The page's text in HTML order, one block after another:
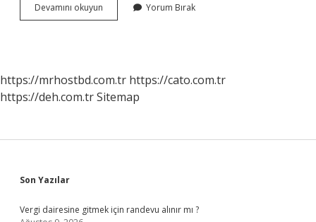
Devamını okuyun Bebeklerin
Ağzı
Yorum Bırak
https://mrhostbd.com.tr https://cato.com.tr
https://deh.com.trSitemap
Sidebar
Son Yazılar
Vergi dairesine gitmek için randevu alınır mı ?